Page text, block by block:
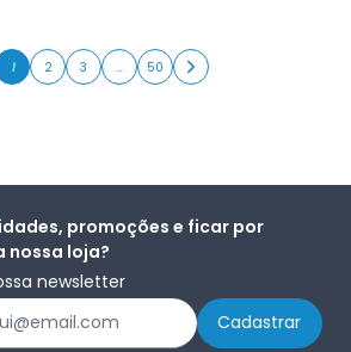
1 2 3 … 50
promoções e ficar por
nossa loja?
newsletter